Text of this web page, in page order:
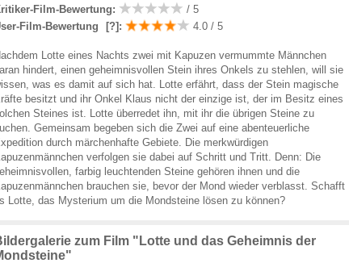
Film-Bewertung:
/ 5
Film-Bewertung
[?] : 4.0 / 5
Lotte eines Nachts zwei mit Kapuzen vermummte Männchen
hindert, einen geheimnisvollen Stein ihres Onkels zu stehlen, will sie
was es damit auf sich hat. Lotte erfährt, dass der Stein magische
besitzt und ihr Onkel Klaus nicht der einzige ist, der im Besitz eines
Steines ist. Lotte überredet ihn, mit ihr die übrigen Steine zu
Gemeinsam begeben sich die Zwei auf eine abenteuerliche
durch märchenhafte Gebiete. Die merkwürdigen
verfolgen sie dabei auf Schritt und Tritt. Denn: Die
farbig leuchtenden Steine gehören ihnen und die
brauchen sie, bevor der Mond wieder verblasst. Schafft
Lotte, das Mysterium um die Mondsteine lösen zu können?
zum Film "Lotte und das Geheimnis der